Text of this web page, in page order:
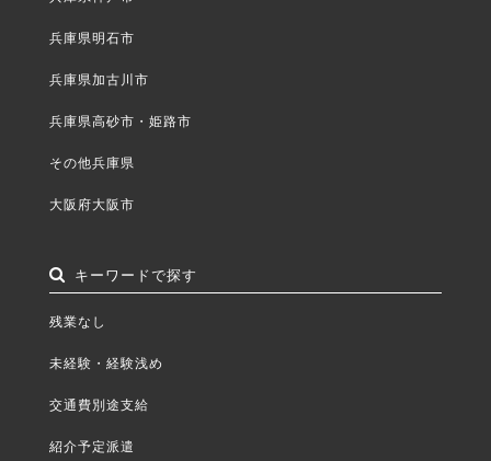
兵庫県明石市
兵庫県加古川市
兵庫県高砂市・姫路市
その他兵庫県
大阪府大阪市
キーワードで探す
残業なし
未経験・経験浅め
交通費別途支給
紹介予定派遣